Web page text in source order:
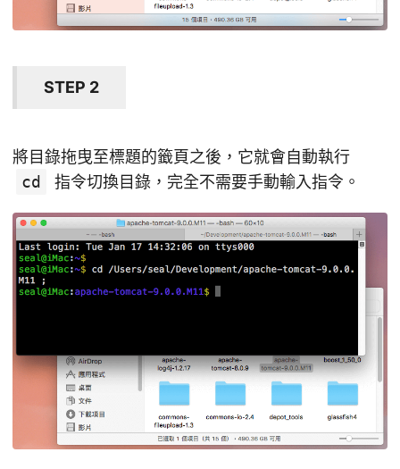
STEP 2
將目錄拖曳至標題的籤頁之後，它就會自動執行
cd
指令切換目錄，完全不需要手動輸入指令。